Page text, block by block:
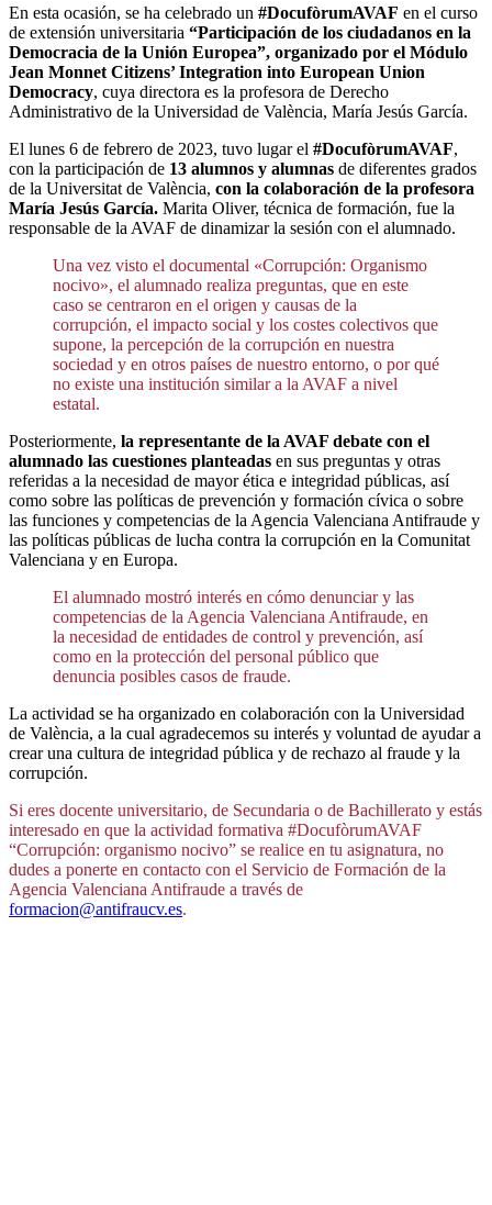
En esta ocasión, se ha celebrado un #DocufòrumAVAF en el curso
de extensión universitaria “Participación de los ciudadanos en la
Democracia de la Unión Europea”, organizado por el Módulo
Jean Monnet Citizens’ Integration into European Union
Democracy, cuya directora es la profesora de Derecho
Administrativo de la Universidad de València, María Jesús García.
El lunes 6 de febrero de 2023, tuvo lugar el #DocufòrumAVAF,
con la participación de 13 alumnos y alumnas de diferentes grados
de la Universitat de València, con la colaboración de la profesora
María Jesús García. Marita Oliver, técnica de formación, fue la
responsable de la AVAF de dinamizar la sesión con el alumnado.
Una vez visto el documental «Corrupción: Organismo
nocivo», el alumnado realiza preguntas, que en este
caso se centraron en el origen y causas de la
corrupción, el impacto social y los costes colectivos que
supone, la percepción de la corrupción en nuestra
sociedad y en otros países de nuestro entorno, o por qué
no existe una institución similar a la AVAF a nivel
estatal.
Posteriormente, la representante de la AVAF debate con el
alumnado las cuestiones planteadas en sus preguntas y otras
referidas a la necesidad de mayor ética e integridad públicas, así
como sobre las políticas de prevención y formación cívica o sobre
las funciones y competencias de la Agencia Valenciana Antifraude y
las políticas públicas de lucha contra la corrupción en la Comunitat
Valenciana y en Europa.
El alumnado mostró interés en cómo denunciar y las
competencias de la Agencia Valenciana Antifraude, en
la necesidad de entidades de control y prevención, así
como en la protección del personal público que
denuncia posibles casos de fraude.
La actividad se ha organizado en colaboración con la Universidad
de València, a la cual agradecemos su interés y voluntad de ayudar a
crear una cultura de integridad pública y de rechazo al fraude y la
corrupción.
Si eres docente universitario, de Secundaria o de Bachillerato y estás
interesado en que la actividad formativa #DocufòrumAVAF
“Corrupción: organismo nocivo” se realice en tu asignatura, no
dudes a ponerte en contacto con el Servicio de Formación de la
Agencia Valenciana Antifraude a través de
formacion@antifraucv.es.